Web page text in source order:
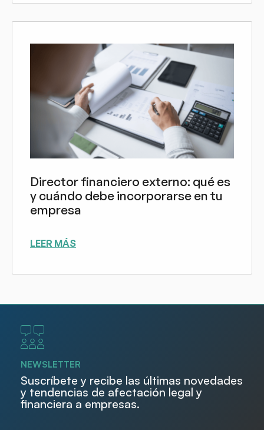
Director financiero externo: qué es
y cuándo debe incorporarse en tu
empresa
LEER MÁS
NEWSLETTER
Suscríbete y recibe las últimas novedades
y tendencias de afectación legal y
financiera a empresas.